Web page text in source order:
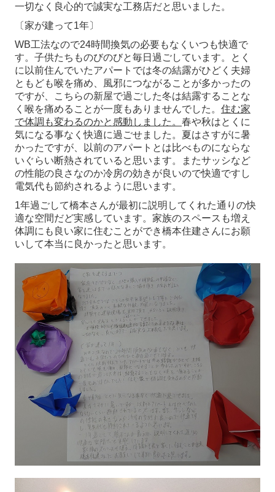
一切なく良心的で誠実な工務店だと思いました。
〔家が建って1年〕
WB工法なので24時間換気の必要もなくいつも快適で
す。子供たちものびのびと毎日過ごしています。とく
に以前住んでいたアパートでは冬の結露がひどく夫婦
ともども喉を痛め、風邪につながることが多かったの
ですが、こちらの新屋で過ごした冬は結露することな
く喉を痛めることが一度もありませんでした。住む家
で体調も変わるのかと感動しました。春や秋はとくに
気になる事なく快適に過ごせました。夏はさすがに暑
かったですが、以前のアパートとは比べものにならな
いぐらい断熱されていると思います。またサッシなど
の性能の良さなのか冷房の効きが良いので快適ですし
電気代も節約されるように思います。
1年過ごして橋本さんが最初に説明してくれた通りの快
適な空間だど実感しています。家族のスペースも増え
体調にも良い家に住むことができ橋本住建さんにお願
いして本当に良かったと思います。